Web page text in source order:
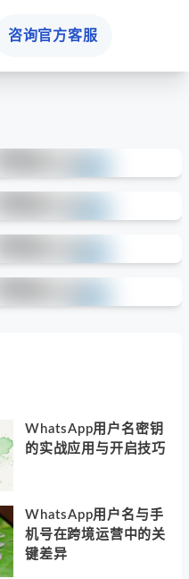
咨询官方客服
WhatsApp用户名密钥
的实战应用与开启技巧
WhatsApp用户名与手
机号在跨境运营中的关
键差异